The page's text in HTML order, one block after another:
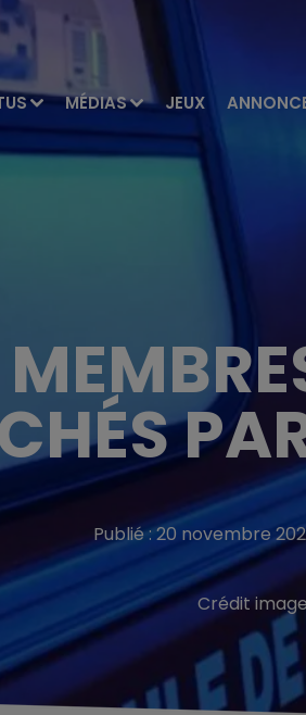
MÉDIAS JEUX
Publié : 20 novembre
Crédit